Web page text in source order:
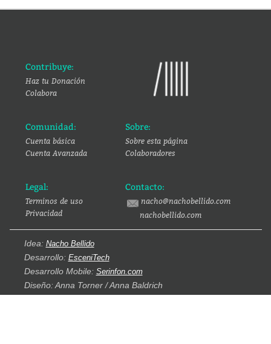
Contribuye:
Haz tu Donación
Colabora
Comunidad:
Cuenta básica
Cuenta Avanzada
Sobre:
Sobre esta página
Colaboradores
Legal:
Terminos de uso
Privacidad
Contacto:
nacho@nachobellido.com
nachobellido.com
Idea: Nacho Bellido
Desarrollo: EsceniTech
Desarrollo Mobile: Serinfon.com
Diseño: Anna Torner / Anna Baldrich